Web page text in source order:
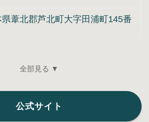
県葦北郡芦北町大字田浦町145番
全部見る ▼
公式サイト